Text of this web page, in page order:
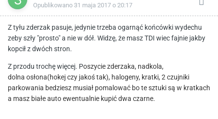
Opublikowano 31 maja 2017 o 20:17
Z tyłu zderzak pasuje, jedynie trzeba ogarnąć końcówki wydechu
zeby szły "prosto" a nie w dół. Widzę, że masz TDI wiec fajnie jakby
kopcił z dwóch stron.
Z przodu trochę więcej. Poszycie zderzaka, nadkola,
dolna osłona(hokej czy jakoś tak), halogeny, kratki, 2 czujniki
parkowania bedziesz musiał pomalować bo te sztuki są w kratkach
a masz białe auto ewentualnie kupić dwa czarne.